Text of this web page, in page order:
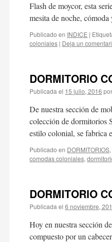
Flash de moycor, esta
mesita de noche,
Publicado en INDICE |
coloniales | Deja un
DORMITORIO
Publicada el 15 julio, 2016 por
De nuestra sección de
colección de dormitorios
estilo colonial, se fabrica
Publicado en DORMITORIOS,
comodas coloniales,
DORMITORIO
Publicada el 6 noviembre,
Hoy en nuestra sección
compuesto por un